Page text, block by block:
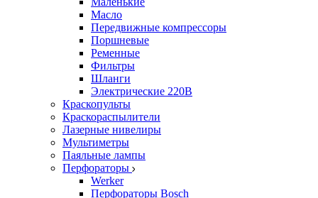
Масло
Передвижные компрессоры
Поршневые
Ременные
Фильтры
Шланги
Электрические 220В
Краскопульты
Краскораспылители
Лазерные нивелиры
Мультиметры
Паяльные лампы
Перфораторы
Werker
Перфораторы Bosch